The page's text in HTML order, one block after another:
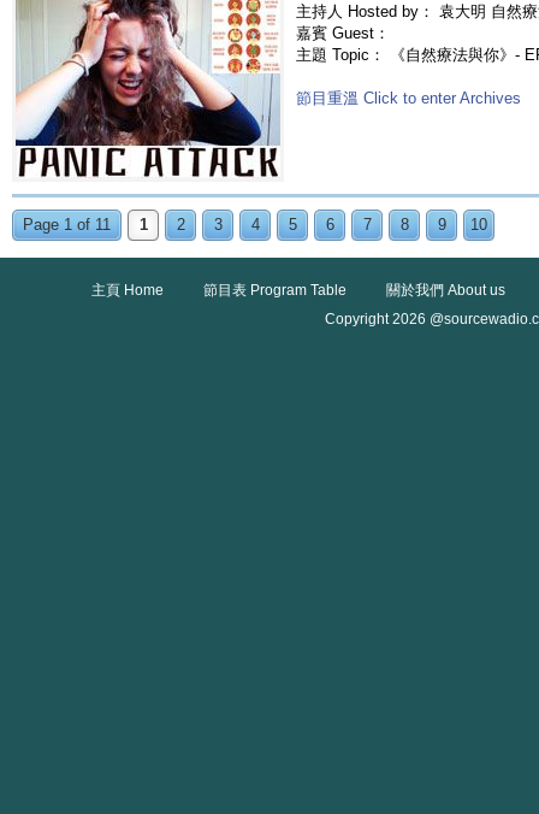
主持人 Hosted by： 袁大明 自然
嘉賓 Guest：
主題 Topic： 《自然療法與你》-
節目重溫 Click to enter Archives
Page 1 of 11 1 2 3 4 5 6 7 8 9 10
主頁 Home 節目表 Program Table
關於我們 About us
Copyright 2026